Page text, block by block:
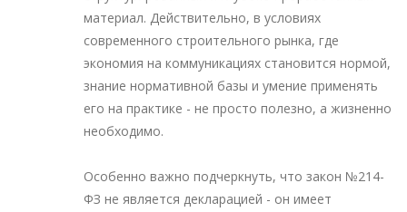
материал. Действительно, в условиях
современного строительного рынка, где
экономия на коммуникациях становится нормой,
знание нормативной базы и умение применять
его на практике - не просто полезно, а жизненно
необходимо.
Особенно важно подчеркнуть, что закон №214-
ФЗ не является декларацией - он имеет